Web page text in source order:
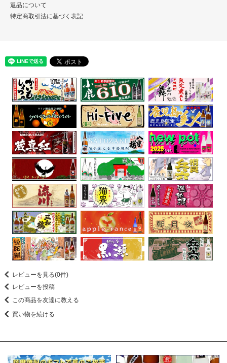
返品について
特定商取引法に基づく表記
レビューを見る(0件)
レビューを投稿
この商品を友達に教える
買い物を続ける